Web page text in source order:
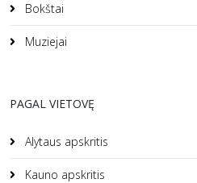
Bokštai
Muziejai
PAGAL VIETOVĘ
Alytaus apskritis
Kauno apskritis